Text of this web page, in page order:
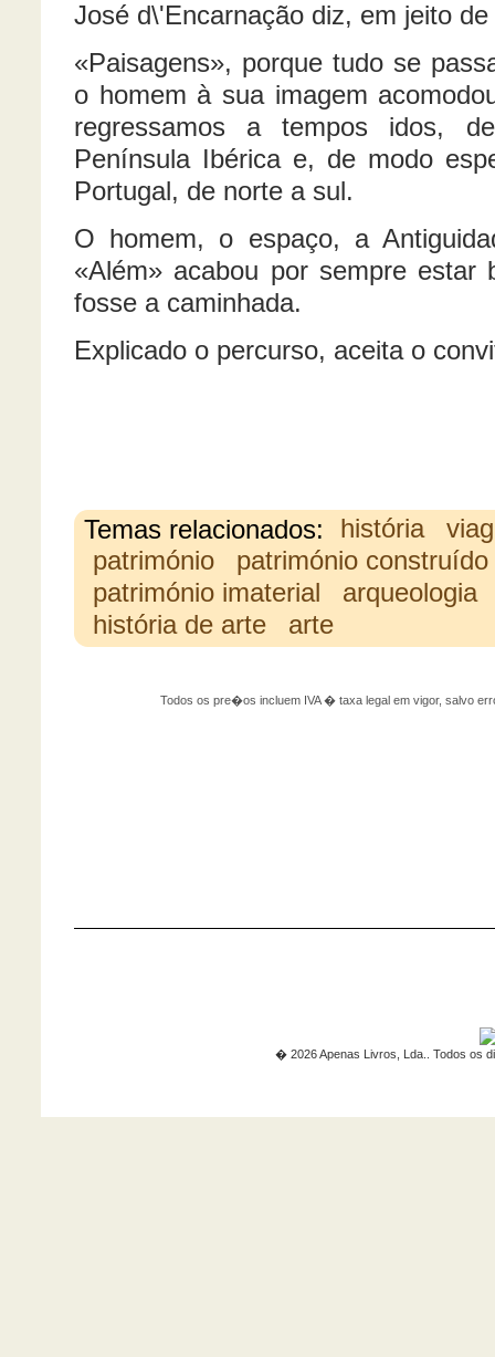
José d\'Encarnação diz, em jeito
«Paisagens», porque tudo se
o homem à sua imagem
regressamos a tempos idos,
Península Ibérica e, de modo
Portugal, de norte a sul.
O homem, o espaço, a
«Além» acabou por sempre estar
fosse a caminhada.
Explicado o percurso, aceita o
Temas relacionados: história
património
património construído
património imaterial
arqueologia
história de arte
arte
Todos os pre�os incluem IVA � taxa legal em vigor, salvo
� 2026 Apenas Livros, Lda.. Todos os